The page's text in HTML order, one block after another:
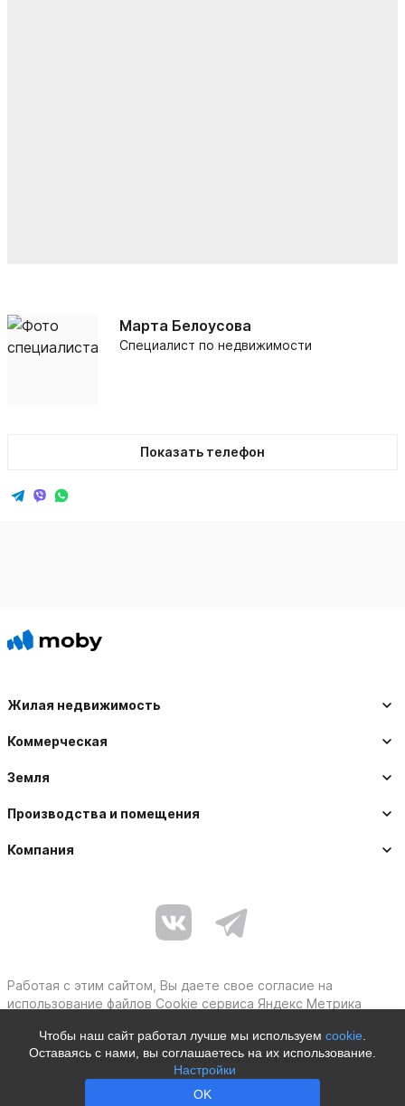
Чтобы наш сайт работал лучше мы используем cookie
Оставаясь с нами, вы соглашаетесь на их использование.
Настройки
OK
Марта Белоусова
Специалист по недвижимости
Показать телефон
Жилая недвижимость
Коммерческая
Земля
Производства и помещения
Компания
Работая с этим сайтом, Вы даете свое согласие на
использование файлов Cookie сервиса Яндекс Метрика
Политика защиты персональных данных
Moby © 2012–2026